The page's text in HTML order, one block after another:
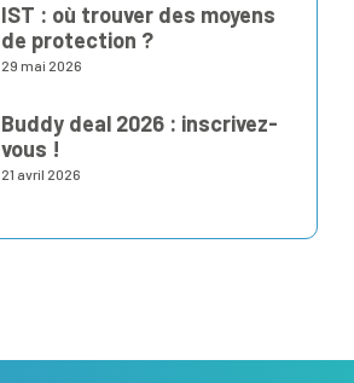
IST : où trouver des moyens
de protection ?
29 mai 2026
Buddy deal 2026 : inscrivez-
vous !
21 avril 2026